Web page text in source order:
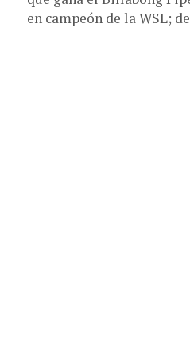
en campeón de la WSL;